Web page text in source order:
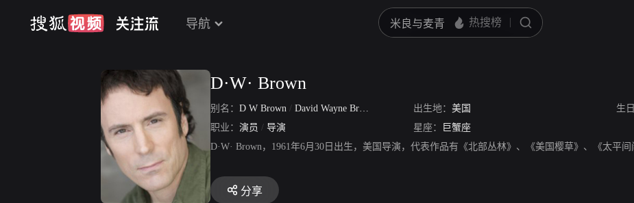
导航
D·W· Brown
别名： D W Brown / David Wayne Brown 出生地： 美国 生日
职业： 演员 / 导演 星座：
巨蟹座
D·W· Brown，1961年6月30日出生，美国导演，代表作品有《北部丛林》、《美国樱草》、《太平间
分享